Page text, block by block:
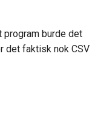
program burde det
det faktisk nok CSV